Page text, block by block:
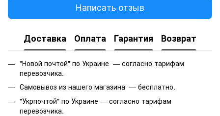
Написать отзыв
Доставка Оплата Гарантия Возврат
"Новой почтой" по Украине — согласно тарифам
перевозчика.
Самовывоз из нашего магазина — бесплатно.
"Укрпочтой" по Украине — согласно тарифам
перевозчика.